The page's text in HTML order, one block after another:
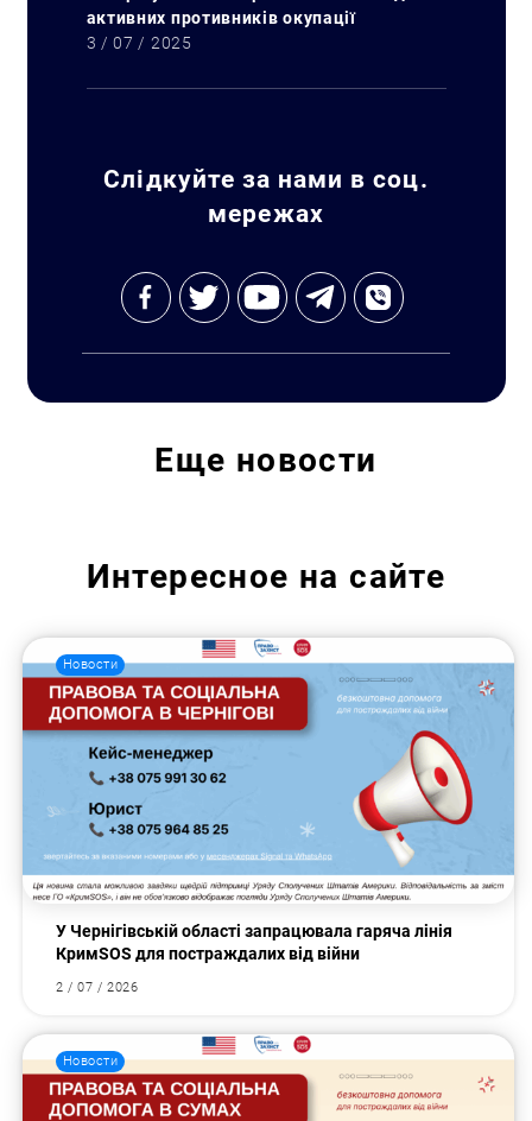
активних противників окупації
3 / 07 / 2025
Слідкуйте за нами в соц.
мережах
Еще новости
Интересное на сайте
Новости
У Чернігівській області запрацювала гаряча лінія
КримSOS для постраждалих від війни
2 / 07 / 2026
Новости